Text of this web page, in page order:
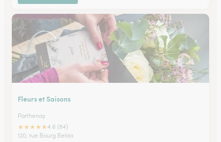
Fleurs et Saisons
Parthenay
★★★★★4.6 (84)
120, rue Bourg Belais